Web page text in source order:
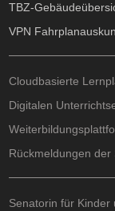
TBZ-
VPN
Cloudbasierte
Digitalen
Rückmeldungen
Senatorin für Kinder